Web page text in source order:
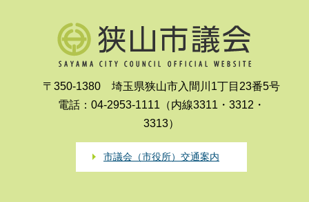
〒350-1380 埼玉県狭山市入間川1丁目23番5号
電話：04-2953-1111（内線3311・3312・
3313）
市議会（市役所）交通案内